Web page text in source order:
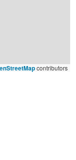
contributors